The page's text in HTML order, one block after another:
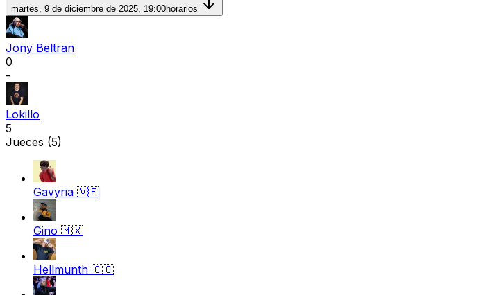
martes, 9 de diciembre de 2025, 19:00horarios
Jony Beltran
0
-
Lokillo
5
Jueces (5)
Gavyria 🇻🇪
Gino 🇲🇽
Hellmunth 🇨🇴